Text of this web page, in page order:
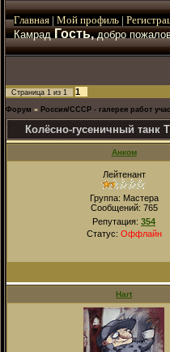
Главная | Мой профиль |
КамрадГость,добро
Страница 1 из 1 1
Форум » Россия/СССР - галерея работ
Колёсно-гусеничный танк
Анком
Лейтенант
Группа: Мастера
Сообщений: 765
Репутация: 354
Статус: Оффлайн
Hart